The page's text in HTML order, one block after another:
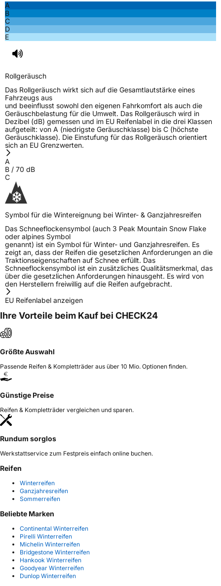
A
B
C
D
E
Rollgeräusch
Das Rollgeräusch wirkt sich auf die Gesamtlautstärke eines
Fahrzeugs aus
und beeinflusst sowohl den eigenen Fahrkomfort als auch die
Geräuschbelastung für die Umwelt. Das Rollgeräusch wird in
Dezibel (dB) gemessen und im EU Reifenlabel in die drei Klassen
aufgeteilt: von A (niedrigste Geräuschklasse) bis C (höchste
Geräuschklasse). Die Einstufung für das Rollgeräusch orientiert
sich an EU Grenzwerten.
A
B / 70 dB
C
Symbol für die Wintereignung bei Winter- & Ganzjahresreifen
Das Schneeflockensymbol (auch 3 Peak Mountain Snow Flake
oder alpines Symbol
genannt) ist ein Symbol für Winter- und Ganzjahresreifen. Es
zeigt an, dass der Reifen die gesetzlichen Anforderungen an die
Traktionseigenschaften auf Schnee erfüllt. Das
Schneeflockensymbol ist ein zusätzliches Qualitätsmerkmal, das
über die gesetzlichen Anforderungen hinausgeht. Es wird von
den Herstellern freiwillig auf die Reifen aufgebracht.
EU Reifenlabel anzeigen
Ihre Vorteile beim Kauf bei CHECK24
Größte Auswahl
Passende Reifen & Kompletträder aus über 10 Mio. Optionen finden.
Günstige Preise
Reifen & Kompletträder vergleichen und sparen.
Rundum sorglos
Werkstattservice zum Festpreis einfach online buchen.
Reifen
Winterreifen
Ganzjahresreifen
Sommerreifen
Beliebte Marken
Continental Winterreifen
Pirelli Winterreifen
Michelin Winterreifen
Bridgestone Winterreifen
Hankook Winterreifen
Goodyear Winterreifen
Dunlop Winterreifen